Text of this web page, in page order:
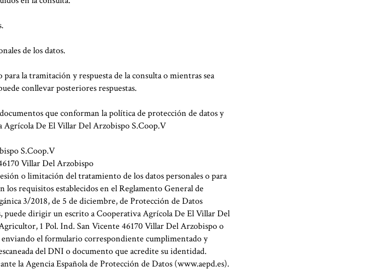
de los datos.
la tramitación y respuesta de la consulta o mientras sea
conllevar posteriores respuestas.
que conforman la política de protección de datos y
De El Villar Del Arzobispo S.Coop.V
S.Coop.V
Villar Del Arzobispo
o limitación del tratamiento de los datos personales o para
los requisitos establecidos en el Reglamento General de
3/2018, de 5 de diciembre, de Protección de Datos
puede dirigir un escrito a Cooperativa Agrícola De El Villar Del
1 Pol. Ind. San Vicente 46170 Villar Del Arzobispo o
enviando el formulario correspondiente cumplimentado y
del DNI o documento que acredite su identidad.
la Agencia Española de Protección de Datos (www.aepd.es).